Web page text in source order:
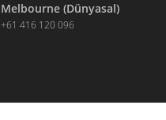
Melbourne (Dünyasal)
+61 416 120 096